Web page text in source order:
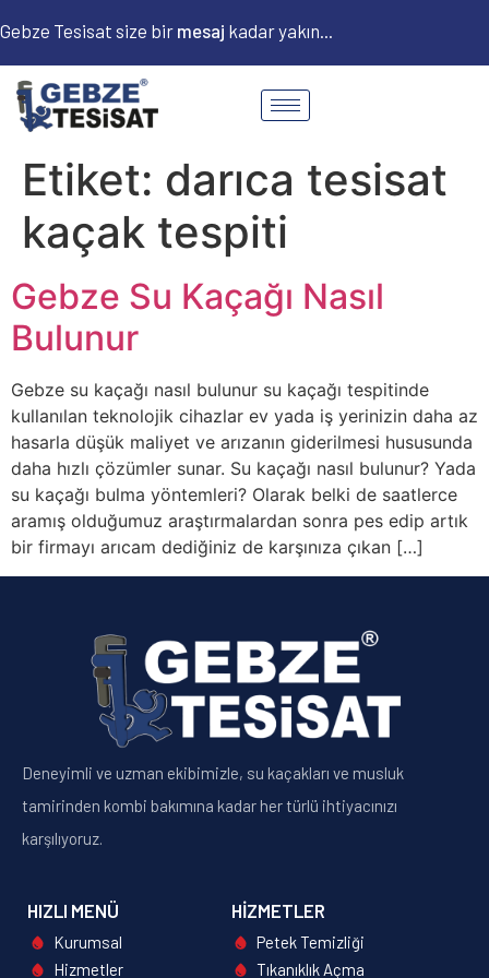
Gebze Tesisat size bir mesaj kadar yakın...
Etiket: darıca tesisat
kaçak tespiti
Gebze Su Kaçağı Nasıl
Bulunur
Gebze su kaçağı nasıl bulunur su kaçağı tespitinde
kullanılan teknolojik cihazlar ev yada iş yerinizin daha az
hasarla düşük maliyet ve arızanın giderilmesi hususunda
daha hızlı çözümler sunar. Su kaçağı nasıl bulunur? Yada
su kaçağı bulma yöntemleri? Olarak belki de saatlerce
aramış olduğumuz araştırmalardan sonra pes edip artık
bir firmayı arıcam dediğiniz de karşınıza çıkan […]
Deneyimli ve uzman ekibimizle, su kaçakları ve musluk
tamirinden kombi bakımına kadar her türlü ihtiyacınızı
karşılıyoruz.
HIZLI MENÜ
Kurumsal
Hizmetler
HIZMETLER
Petek Temizliği
Tıkanıklık Açma